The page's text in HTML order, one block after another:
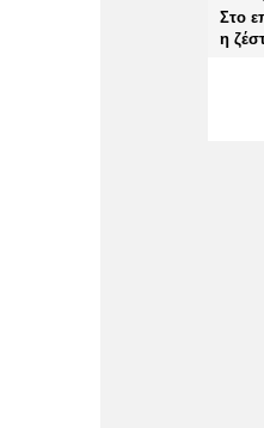
Στο
η